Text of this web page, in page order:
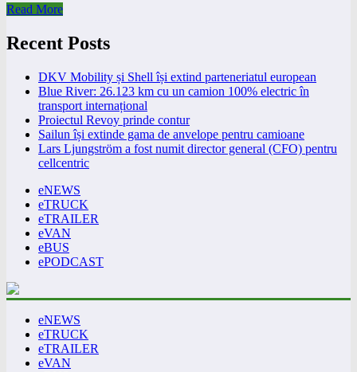
Read More
Recent Posts
DKV Mobility și Shell își extind parteneriatul european
Blue River: 26.123 km cu un camion 100% electric în
transport internațional
Proiectul Revoy prinde contur
Sailun își extinde gama de anvelope pentru camioane
Lars Ljungström a fost numit director general (CFO) pentru
cellcentric
eNEWS
eTRUCK
eTRAILER
eVAN
eBUS
ePODCAST
eNEWS
eTRUCK
eTRAILER
eVAN